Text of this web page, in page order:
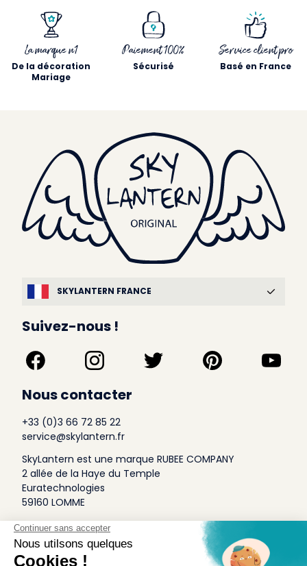
La marque n1
De la décoration
Mariage
Paiement 100%
Sécurisé
Service client pro
Basé en France
SKYLANTERN FRANCE
Suivez-nous !
Nous contacter
+33 (0)3 66 72 85 22
service@skylantern.fr
SkyLantern est une marque RUBEE COMPANY
2 allée de la Haye du Temple
Euratechnologies
59160 LOMME
A Propos
Qui sommes-nous